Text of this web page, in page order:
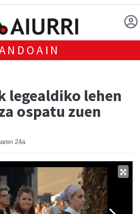
legealdiko lehen
ospatu zuen
24a